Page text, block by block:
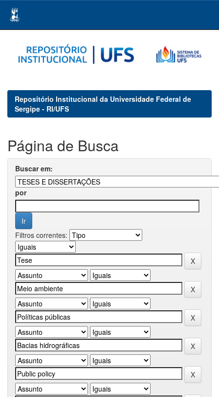
navigation
Repositório Institucional da Universidade Federal de
Sergipe - RI/UFS
Página de Busca
Buscar em:
por
Filtros correntes: